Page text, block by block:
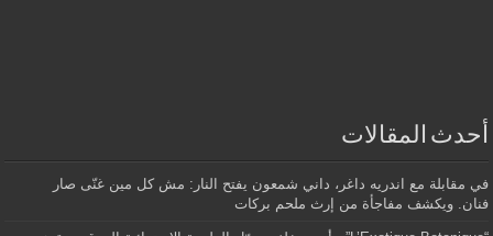
أحدث المقالات
في مقابلة مع اندريه داغر، داني شمعون يفتح النار: مش كل مين غنّى صار
فنان. ويكشف مفاجأة من إرث ملحم بركات